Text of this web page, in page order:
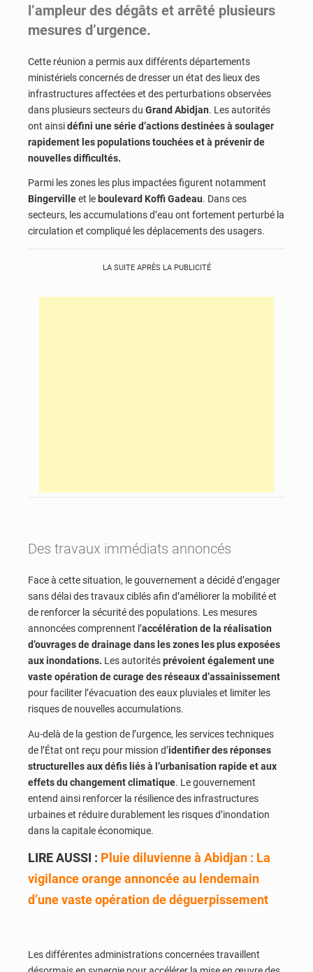
l’ampleur des dégâts et arrêté plusieurs
mesures d’urgence.
Cette réunion a permis aux différents départements
ministériels concernés de dresser un état des lieux des
infrastructures affectées et des perturbations observées
dans plusieurs secteurs du Grand Abidjan. Les autorités
ont ainsidéfini une série d’actions destinées à soulager
rapidement les populations touchées et à prévenir de
nouvelles difficultés.
Parmi les zones les plus impactées figurent notamment
Bingervilleet le boulevard Koffi Gadeau. Dans ces
secteurs, les accumulations d’eau ont fortement perturbé la
circulation et compliqué les déplacements des usagers.
LA SUITE APRÈS LA PUBLICITÉ
Des travaux immédiats annoncés
Face à cette situation, le gouvernement a décidé d’engager
sans délai des travaux ciblés afin d’améliorer la mobilité et
de renforcer la sécurité des populations. Les mesures
annoncées comprennent l’accélération de la réalisation
d’ouvrages de drainage dans les zones les plus exposées
aux inondations. Les autoritésprévoient également une
vaste opération de curage des réseaux d’assainissement
pour faciliter l’évacuation des eaux pluviales et limiter les
risques de nouvelles accumulations.
Au-delà de la gestion de l’urgence, les services techniques
de l’État ont reçu pour mission d’identifier des réponses
structurelles aux défis liés à l’urbanisation rapide et aux
effets du changement climatique. Le gouvernement
entend ainsi renforcer la résilience des infrastructures
urbaines et réduire durablement les risques d’inondation
dans la capitale économique.
LIRE AUSSI : Pluie diluvienne à Abidjan : La
vigilance orange annoncée au lendemain
d’une vaste opération de déguerpissement
Les différentes administrations concernées travaillent